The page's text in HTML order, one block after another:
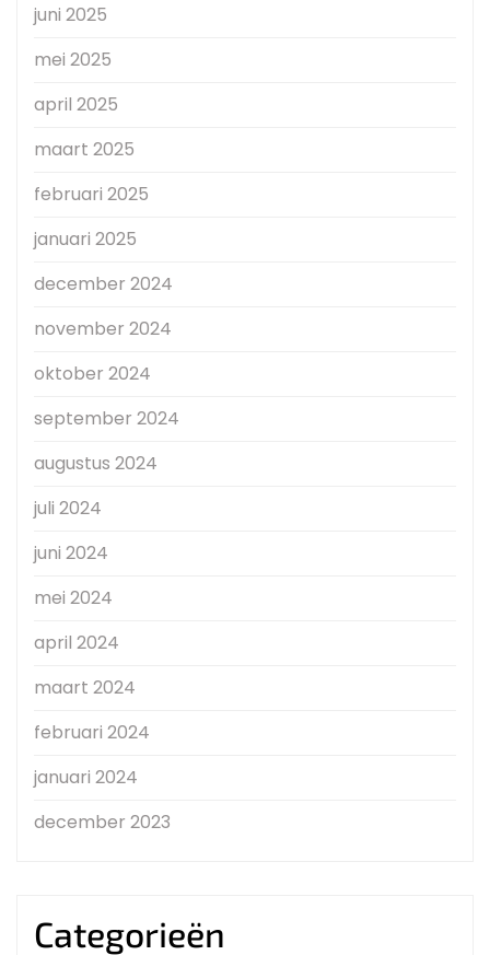
juni 2025
mei 2025
april 2025
maart 2025
februari 2025
januari 2025
december 2024
november 2024
oktober 2024
september 2024
augustus 2024
juli 2024
juni 2024
mei 2024
april 2024
maart 2024
februari 2024
januari 2024
december 2023
Categorieën